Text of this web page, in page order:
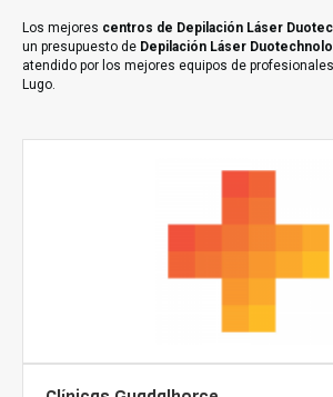
Los mejores centros de Depilación Láser
un presupuesto de Depilación Láser
atendido por los mejores equipos de
Lugo.